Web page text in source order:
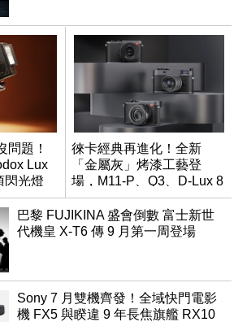
問題！
Lux
閃光燈
徠卡經典再進化！全新
「金屬灰」烤漆工藝登
場，M11-P、Q3、D-Lux 8
領銜換裝
巴黎 FUJIKINA 盛會倒數 富士新世
代機皇 X-T6 傳 9 月第一周登場
Sony 7 月雙機齊發！全域快門電影
機 FX5 與睽違 9 年長焦旗艦 RX10